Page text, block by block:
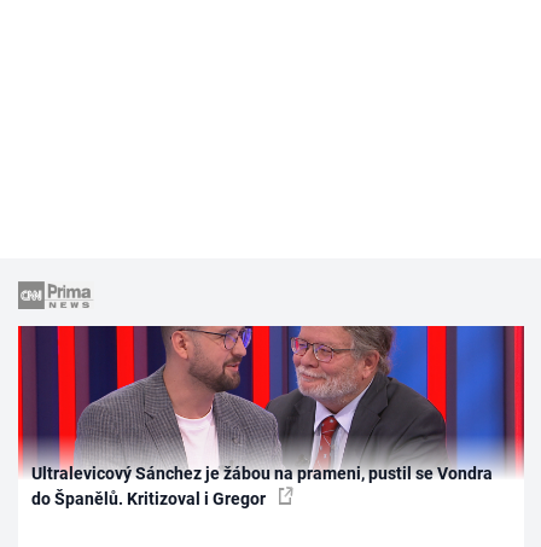
Ultralevicový Sánchez je žábou na prameni, pustil se Vondra
do Španělů. Kritizoval i Gregor